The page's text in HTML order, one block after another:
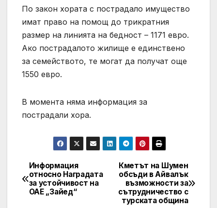
По закон хората с пострадало имущество
имат право на помощ до трикратния
размер на линията на бедност – 1171 евро.
Ако пострадалото жилище е единствено
за семейството, те могат да получат още
1550 евро.
В момента няма информация за
пострадали хора.
Post
navigation
Кметът на Шумен
обсъди в Айвалък
възможности за
сътрудничество с
турската община
Информация
относно Наградата
за устойчивост на
ОАЕ „Зайед“